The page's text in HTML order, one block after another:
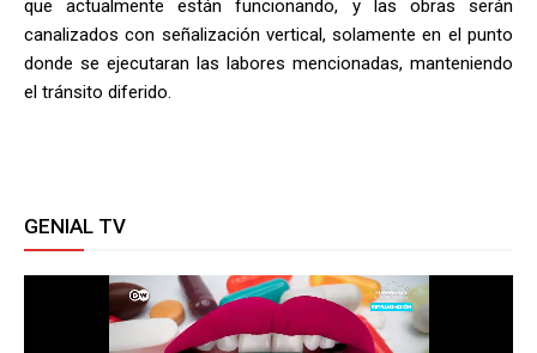
que actualmente están funcionando, y las obras serán
canalizados con señalización vertical, solamente en el punto
donde se ejecutaran las labores mencionadas, manteniendo
el tránsito diferido.
GENIAL TV